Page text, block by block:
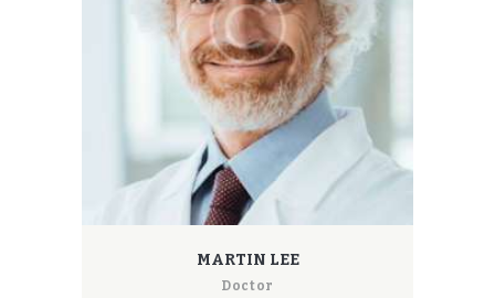
MARTIN LEE
Doctor